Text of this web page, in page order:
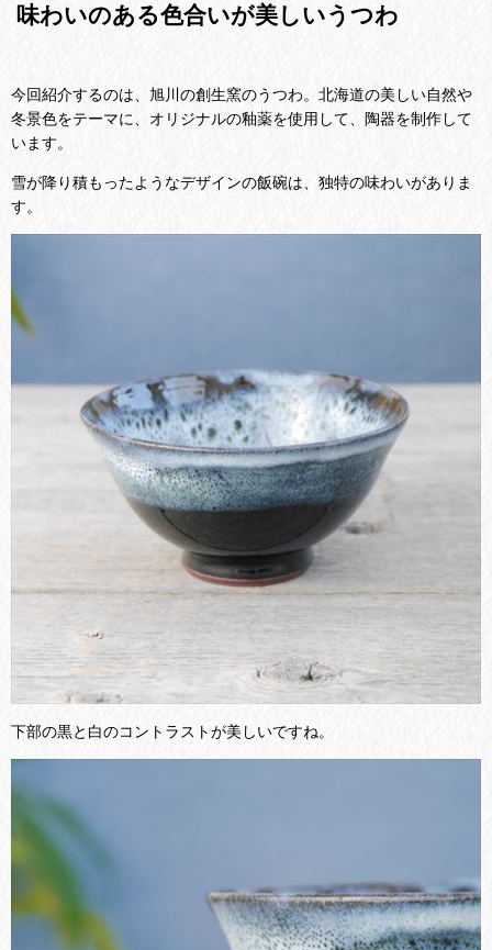
味わいのある色合いが美しいうつわ
今回紹介するのは、旭川の創生窯のうつわ。北海道の美しい自然や
冬景色をテーマに、オリジナルの釉薬を使用して、陶器を制作して
います。
雪が降り積もったようなデザインの飯碗は、独特の味わいがありま
す。
下部の黒と白のコントラストが美しいですね。